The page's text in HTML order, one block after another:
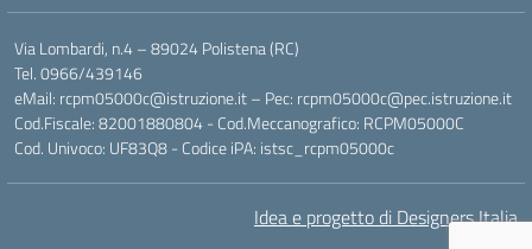
Via Lombardi, n.4 – 89024 Polistena (RC)
Tel. 0966/439146
eMail: rcpm05000c@istruzione.it – Pec: rcpm05000c@pec.istruzione.it
Cod.Fiscale: 82001880804 - Cod.Meccanografico: RCPM05000C
Cod. Univoco: UF83Q8 - Codice iPA: istsc_rcpm05000c
Idea e progetto di Designers Italia